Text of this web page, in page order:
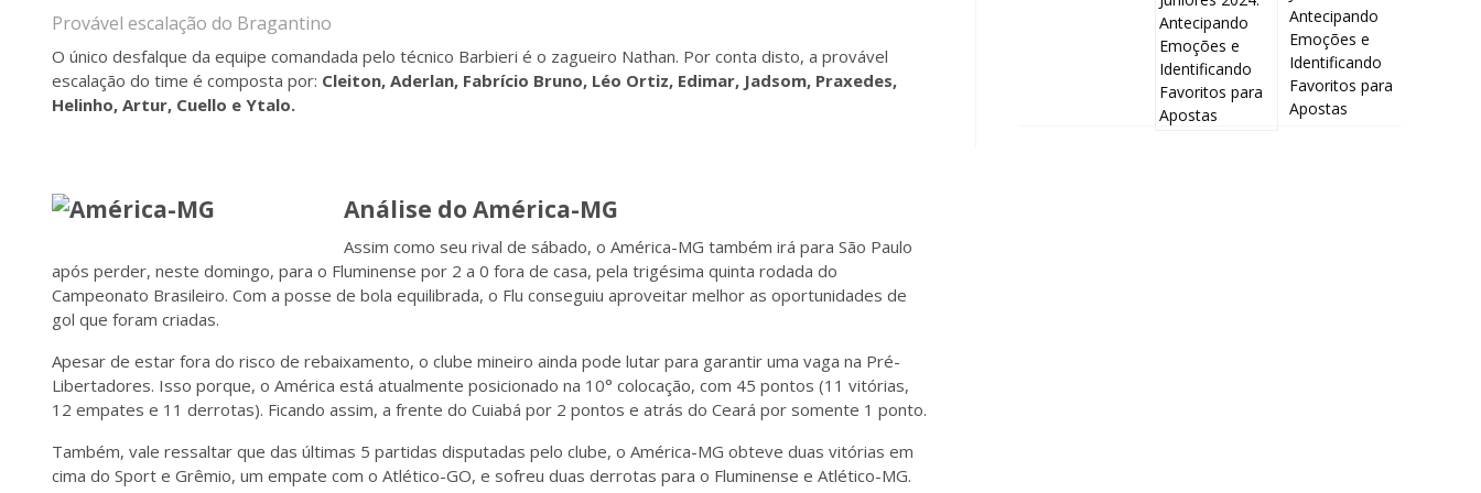
Provável escalação do Bragantino
O único desfalque da equipe comandada pelo técnico Barbieri é o zagueiro Nathan. Por conta disto, a provável
escalação do time é composta por: Cleiton, Aderlan, Fabrício Bruno, Léo Ortiz, Edimar, Jadsom, Praxedes,
Helinho, Artur, Cuello e Ytalo.
Análise do América-MG
Assim como seu rival de sábado, o América-MG também irá para São Paulo
após perder, neste domingo, para o Fluminense por 2 a 0 fora de casa, pela trigésima quinta rodada do
Campeonato Brasileiro. Com a posse de bola equilibrada, o Flu conseguiu aproveitar melhor as oportunidades de
gol que foram criadas.
Apesar de estar fora do risco de rebaixamento, o clube mineiro ainda pode lutar para garantir uma vaga na Pré-
Libertadores. Isso porque, o América está atualmente posicionado na 10° colocação, com 45 pontos (11 vitórias,
12 empates e 11 derrotas). Ficando assim, a frente do Cuiabá por 2 pontos e atrás do Ceará por somente 1 ponto.
Também, vale ressaltar que das últimas 5 partidas disputadas pelo clube, o América-MG obteve duas vitórias em
cima do Sport e Grêmio, um empate com o Atlético-GO, e sofreu duas derrotas para o Fluminense e Atlético-MG.
Antecipando
Emoções e
Identificando
Favoritos para
Apostas